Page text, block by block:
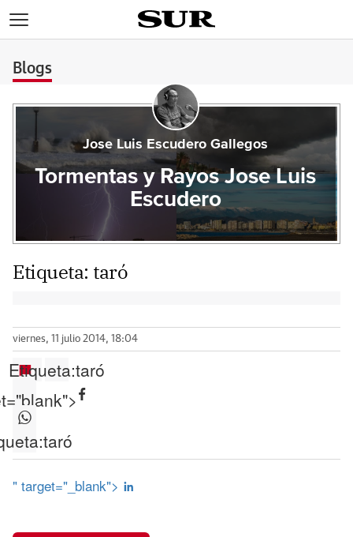
Blogs
Jose Luis Escudero Gallegos
Tormentas y Rayos Jose Luis
Escudero
Etiqueta: taró
viernes, 11 julio 2014, 18:04
Etiqueta:taró
taró
" target="_blank">